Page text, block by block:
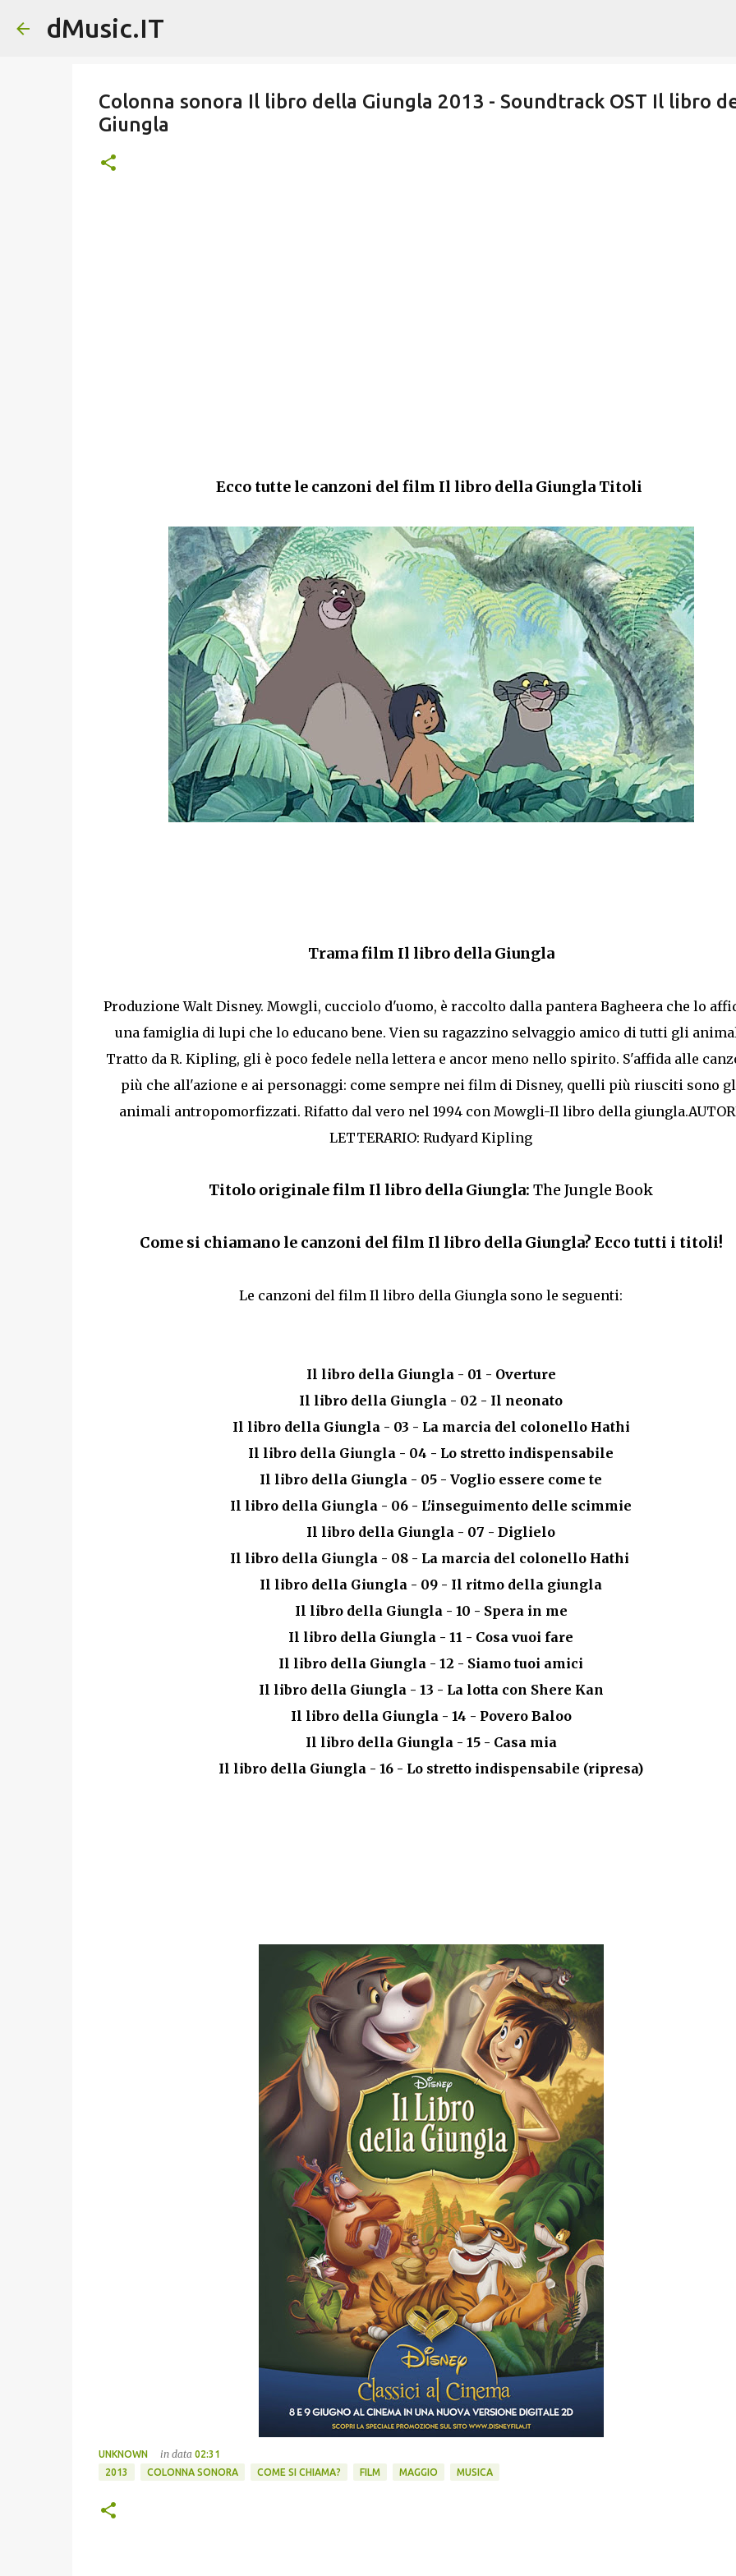
dMusic.IT
Colonna sonora Il libro della Giungla 2013 - Soundtrack OST Il libro
Giungla
Ecco tutte le canzoni del film Il libro della Giungla Titoli
Trama film Il libro della Giungla
Produzione Walt Disney. Mowgli, cucciolo d'uomo, è raccolto dalla pantera Bagheera che lo
una famiglia di lupi che lo educano bene. Vien su ragazzino selvaggio amico di tutti gli
Tratto da R. Kipling, gli è poco fedele nella lettera e ancor meno nello spirito. S'affida alle
più che all'azione e ai personaggi: come sempre nei film di Disney, quelli più riusciti sono
animali antropomorfizzati. Rifatto dal vero nel 1994 con Mowgli-Il libro della
LETTERARIO: Rudyard Kipling
Titolo originale film Il libro della Giungla: The Jungle Book
Come si chiamano le canzoni del film Il libro della Giungla? Ecco tutti i titoli!
Le canzoni del film Il libro della Giungla sono le seguenti:
Il libro della Giungla - 01 - Overture
Il libro della Giungla - 02 - Il neonato
Il libro della Giungla - 03 - La marcia del colonello Hathi
Il libro della Giungla - 04 - Lo stretto indispensabile
Il libro della Giungla - 05 - Voglio essere come te
Il libro della Giungla - 06 - L'inseguimento delle scimmie
Il libro della Giungla - 07 - Diglielo
Il libro della Giungla - 08 - La marcia del colonello Hathi
Il libro della Giungla - 09 - Il ritmo della giungla
Il libro della Giungla - 10 - Spera in me
Il libro della Giungla - 11 - Cosa vuoi fare
Il libro della Giungla - 12 - Siamo tuoi amici
Il libro della Giungla - 13 - La lotta con Shere Kan
Il libro della Giungla - 14 - Povero Baloo
Il libro della Giungla - 15 - Casa mia
Il libro della Giungla - 16 - Lo stretto indispensabile (ripresa)
UNKNOWN in data 02:31
2013
COLONNA SONORA COME SI CHIAMA? FILM MAGGIO MUSICA